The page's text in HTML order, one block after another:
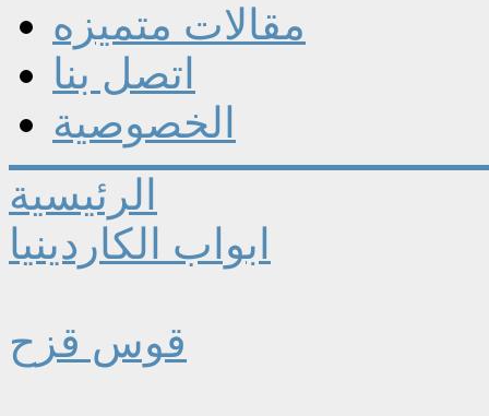
مقالات متميزه
اتصل بنا
الخصوصية
الرئيسية
ابواب الكاردينيا
قوس قزح